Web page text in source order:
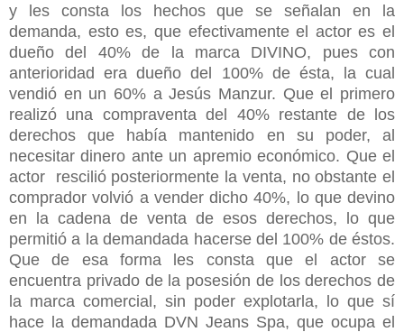
y les consta los hechos que se señalan en la
demanda, esto es, que efectivamente el actor es el
dueño del 40% de la marca DIVINO, pues con
anterioridad era dueño del 100% de ésta, la cual
vendió en un 60% a Jesús Manzur. Que el primero
realizó una compraventa del 40% restante de los
derechos que había mantenido en su poder, al
necesitar dinero ante un apremio económico. Que el
actor rescilió posteriormente la venta, no obstante el
comprador volvió a vender dicho 40%, lo que devino
en la cadena de venta de esos derechos, lo que
permitió a la demandada hacerse del 100% de éstos.
Que de esa forma les consta que el actor se
encuentra privado de la posesión de los derechos de
la marca comercial, sin poder explotarla, lo que sí
hace la demandada DVN Jeans Spa, que ocupa el